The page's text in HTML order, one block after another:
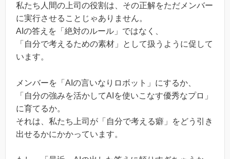
私たち人間の上司の役割は、その正解をただメンバー
に実行させることじゃありません。
AIの答えを「絶対のルール」ではなく、
「自分で考えるための素材」として扱うように促して
います。
メンバーを「AIの言いなりロボット」にするか、
「自分の強みを活かしてAIを使いこなす優秀なプロ」
に育てるか。
それは、私たち上司が「自分で考える癖」をどう引き
出せるかにかかっています。